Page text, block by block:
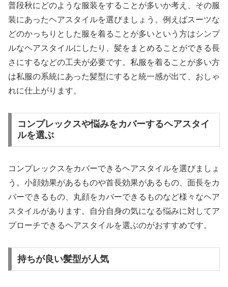
普段秋にどのような服装をすることが多いか考え、その服
装にあったヘアスタイルを選びましょう。例えばスーツな
どのかっちりとした服を着ることが多いという方はシンプ
ルなヘアスタイルにしたり、髪をまとめることができる長
さにするなどの工夫が必要です。私服を着ることが多い方
は私服の系統にあった髪型にすると統一感が出て、おしゃ
れに仕上がります。
コンプレックスや悩みをカバーするヘアスタイ
ルを選ぶ
コンプレックスをカバーできるヘアスタイルを選びましょ
う。小顔効果があるものや首長効果があるもの、面長をカ
バーできるもの、丸顔をカバーできるものなど様々なヘア
スタイルがあります。自分自身の気になる悩みに対してア
プローチできるヘアスタイルを選ぶのがおすすめです。
持ちが良い髪型が人気